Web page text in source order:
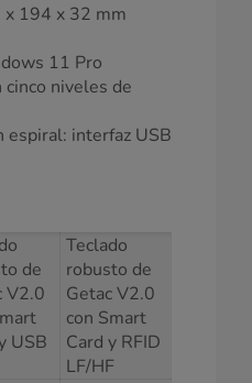
194 x 32 mm
11 Pro
cinco niveles de
espiral: interfaz USB
de
V2.0
USB
Teclado
robusto de
Getac V2.0
con Smart
Card y RFID
LF/HF